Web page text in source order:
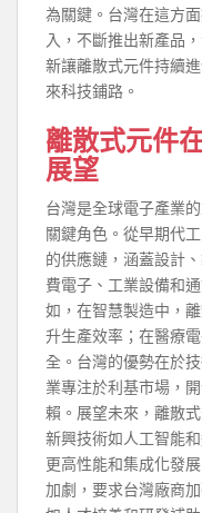
為關鍵。台灣在這方
入，不斷推出新產品
新讓離散式元件持續
來科技鋪路。
離散式元件
展望
台灣是全球電子產業
關鍵角色。從早期代
的供應鏈，涵蓋設計
費電子、工業設備和
如，在智慧製造中，
升生產效率；在醫療
全。台灣的優勢在於
業專注於利基市場，
賴。展望未來，離散
新興技術如人工智能
更高性能和集成化發
加劇，要求台灣廠商